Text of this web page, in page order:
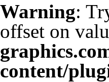
Warning:
offset on
content/